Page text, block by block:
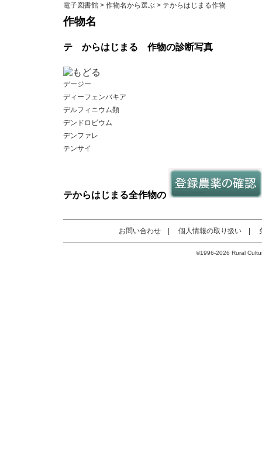
電子図書館 > 作物名から選ぶ> テからはじまる作物
作物名
テからはじまる 作物の診断写真
デージー
ディーフェンバキア
デルフィニウム類
デンドロビウム
デンファレ
テンサイ
テからはじまる全作物の
お問い合わせ | 個人情報の取り扱い |
©1996-2026 Rural